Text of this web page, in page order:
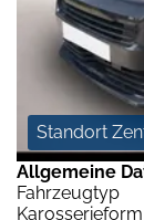
Standort
Allgemeine
Fahrzeugtyp
Karosserieform